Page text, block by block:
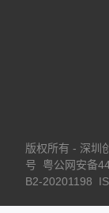
版权所有 - 深圳
号
粤公网安备
B2-20201198